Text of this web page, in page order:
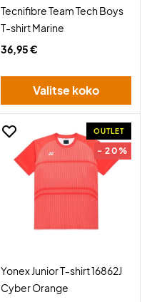
Tecnifibre Team Tech Boys
T-shirt Marine
36,95 €
Valitse koko
OUTLET
- 20%
Yonex Junior T-shirt 16862J
Cyber Orange